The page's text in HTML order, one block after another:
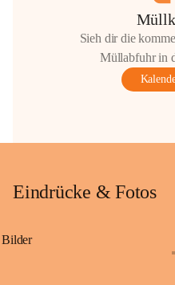
Sieh dir die
Müllabfuhr in
Eindrücke & Fotos
Bilder